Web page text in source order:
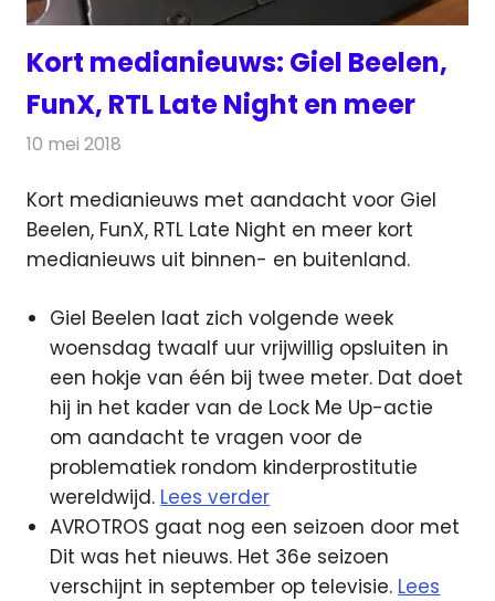
Kort medianieuws: Giel Beelen,
FunX, RTL Late Night en meer
10 mei 2018
Kort medianieuws met aandacht voor Giel
Beelen, FunX, RTL Late Night en meer kort
medianieuws uit binnen- en buitenland.
Giel Beelen laat zich volgende week
woensdag twaalf uur vrijwillig opsluiten in
een hokje van één bij twee meter. Dat doet
hij in het kader van de Lock Me Up-actie
om aandacht te vragen voor de
problematiek rondom kinderprostitutie
wereldwijd. Lees verder
AVROTROS gaat nog een seizoen door met
Dit was het nieuws. Het 36e seizoen
verschijnt in september op televisie. Lees